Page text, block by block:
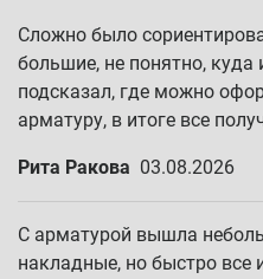
Сложно было
большие, не понятно, куда
подсказал, где можно
арматуру, в итоге все
Рита Ракова 03.08.2026
С арматурой вышла
накладные, но быстро все